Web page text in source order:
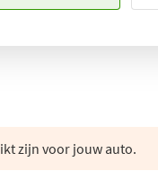
zijn voor jouw auto.